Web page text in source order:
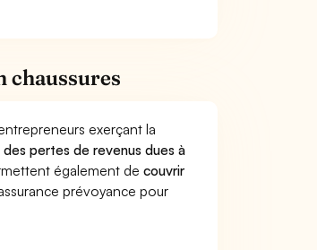
chaussures
exerçant la
pertes de revenus dues à
également decouvrir
prévoyance pour